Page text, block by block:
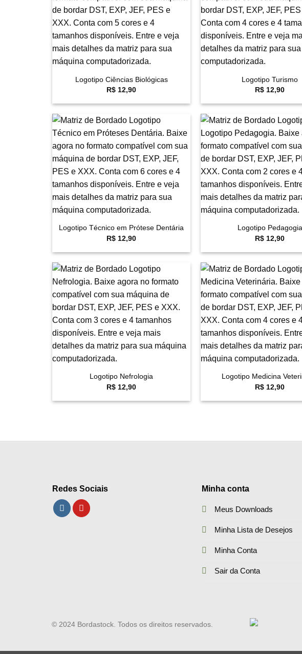
Logotipo Ciências Biológicas
R$ 12,90
Logotipo Turismo
R$ 12,90
Logotipo Técnico em Prótese Dentária
R$ 12,90
Logotipo Pedagogia
R$ 12,90
Favoritar
Logotipo Nefrologia
R$ 12,90
Logotipo Medicina
R$ 12,90
Redes Sociais Minha conta
Meus Downloads
Minha Lista de Desejos
Minha Conta
Sair da Conta
© 2024 Bordastock. Todos os direitos reservados.